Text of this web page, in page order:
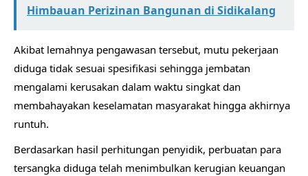
Himbauan Perizinan Bangunan di Sidikalang
Akibat lemahnya pengawasan tersebut, mutu pekerjaan
diduga tidak sesuai spesifikasi sehingga jembatan
mengalami kerusakan dalam waktu singkat dan
membahayakan keselamatan masyarakat hingga akhirnya
runtuh.
Berdasarkan hasil perhitungan penyidik, perbuatan para
tersangka diduga telah menimbulkan kerugian keuangan